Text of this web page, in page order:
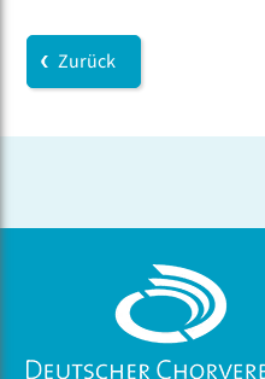
Zurück